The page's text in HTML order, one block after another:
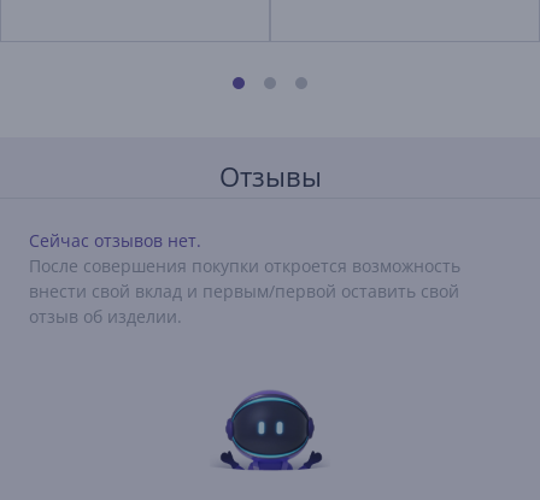
Отзывы
Сейчас отзывов нет.
После совершения покупки откроется возможность
внести свой вклад и первым/первой оставить свой
отзыв об изделии.